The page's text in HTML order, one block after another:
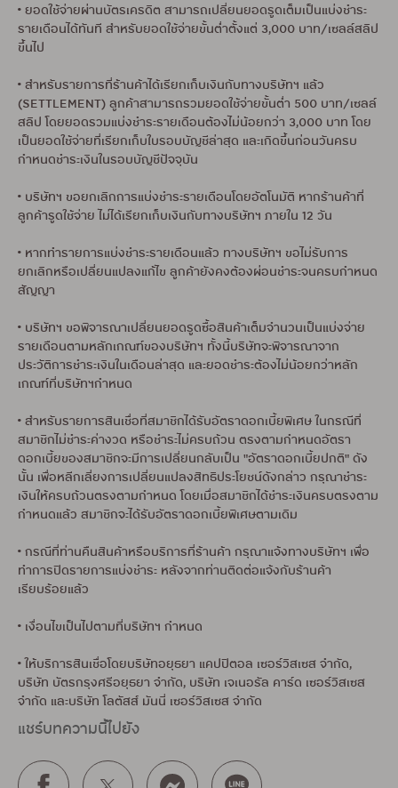
• ยอดใช้จ่ายผ่านบัตรเครดิต สามารถเปลี่ยนยอดรูดเต็มเป็นแบ่งชำระ
รายเดือนได้ทันที สำหรับยอดใช้จ่ายขั้นต่ำตั้งแต่ 3,000 บาท/เซลล์สลิป
ขึ้นไป
• สำหรับรายการที่ร้านค้าได้เรียกเก็บเงินกับทางบริษัทฯ แล้ว
(SETTLEMENT) ลูกค้าสามารถรวมยอดใช้จ่ายขั้นต่ำ 500 บาท/เซลล์
สลิป โดยยอดรวมแบ่งชำระรายเดือนต้องไม่น้อยกว่า 3,000 บาท โดย
เป็นยอดใช้จ่ายที่เรียกเก็บใบรอบบัญชีล่าสุด และเกิดขึ้นก่อนวันครบ
กำหนดชำระเงินในรอบบัญชีปัจจุบัน
• บริษัทฯ ขอยกเลิกการแบ่งชำระรายเดือนโดยอัตโนมัติ หากร้านค้าที่
ลูกค้ารูดใช้จ่าย ไม่ได้เรียกเก็บเงินกับทางบริษัทฯ ภายใน 12 วัน
• หากทำรายการแบ่งชำระรายเดือนแล้ว ทางบริษัทฯ ขอไม่รับการ
ยกเลิกหรือเปลี่ยนแปลงแก้ไข ลูกค้ายังคงต้องผ่อนชำระจนครบกำหนด
สัญญา
• บริษัทฯ ขอพิจารณาเปลี่ยนยอดรูดซื้อสินค้าเต็มจำนวนเป็นแบ่งจ่าย
รายเดือนตามหลักเกณฑ์ของบริษัทฯ ทั้งนี้บริษัทจะพิจารณาจาก
ประวัติการชำระเงินในเดือนล่าสุด และยอดชำระต้องไม่น้อยกว่าหลัก
เกณฑ์ที่บริษัทฯกำหนด
• สำหรับรายการสินเชื่อที่สมาชิกได้รับอัตราดอกเบี้ยพิเศษ ในกรณีที่
สมาชิกไม่ชำระค่างวด หรือชำระไม่ครบถ้วน ตรงตามกำหนดอัตรา
ดอกเบี้ยของสมาชิกจะมีการเปลี่ยนกลับเป็น "อัตราดอกเบี้ยปกติ" ดัง
นั้น เพื่อหลีกเลี่ยงการเปลี่ยนแปลงสิทธิประโยชน์ดังกล่าว กรุณาชำระ
เงินให้ครบถ้วนตรงตามกำหนด โดยเมื่อสมาชิกได้ชำระเงินครบตรงตาม
กำหนดแล้ว สมาชิกจะได้รับอัตราดอกเบี้ยพิเศษตามเดิม
• กรณีที่ท่านคืนสินค้าหรือบริการที่ร้านค้า กรุณาแจ้งทางบริษัทฯ เพื่อ
ทำการปิดรายการแบ่งชำระ หลังจากท่านติดต่อแจ้งกับร้านค้า
เรียบร้อยแล้ว
• เงื่อนไขเป็นไปตามที่บริษัทฯ กำหนด
• ให้บริการสินเชื่อโดยบริษัทอยุธยา แคปปิตอล เซอร์วิสเซส จำกัด,
บริษัท บัตรกรุงศรีอยุธยา จำกัด, บริษัท เจเนอรัล คาร์ด เซอร์วิสเซส
จำกัด และบริษัท โลตัสส์ มันนี่ เซอร์วิสเซส จำกัด
แชร์บทความนี้ไปยัง